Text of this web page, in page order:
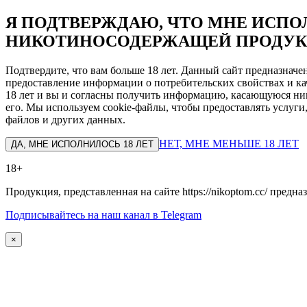
Я ПОДТВЕРЖДАЮ, ЧТО МНЕ
НИКОТИНОСОДЕРЖАЩЕЙ
Подтвердите, что вам больше 18 лет. Данный сайт
предоставление информации о потребительских свойствах и
18 лет и вы и согласны получить информацию, касающуюся
его. Мы используем cookie-файлы, чтобы предоставлять
файлов и других данных.
ДА, МНЕ ИСПОЛНИЛОСЬ 18 ЛЕТ НЕТ, МНЕ МЕНЬШЕ 18 ЛЕТ
18+
Продукция, представленная на сайте https://nikoptom.cc/
Подписывайтесь на наш канал в Telegram
×